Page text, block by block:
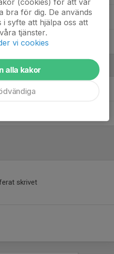
skrivet
bra för dig. De används
syfte att hjälpa oss att
tjänster.
vi cookies
alla kakor